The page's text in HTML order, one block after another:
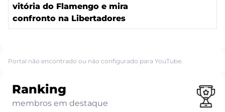
vitória do Flamengo e mira
confronto na Libertadores
Portal não encontrado ou não configurado para YouTube.
Ranking
membros em destaque